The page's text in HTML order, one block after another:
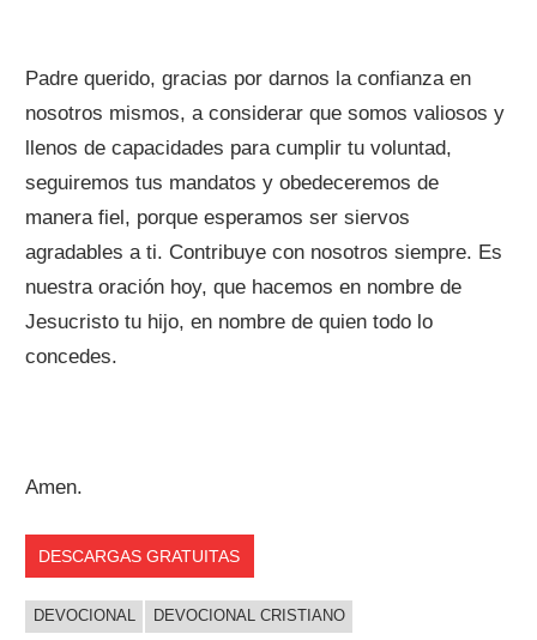
Padre querido, gracias por darnos la confianza en
nosotros mismos, a considerar que somos valiosos y
llenos de capacidades para cumplir tu voluntad,
seguiremos tus mandatos y obedeceremos de
manera fiel, porque esperamos ser siervos
agradables a ti. Contribuye con nosotros siempre. Es
nuestra oración hoy, que hacemos en nombre de
Jesucristo tu hijo, en nombre de quien todo lo
concedes.
Amen.
DESCARGAS GRATUITAS
DEVOCIONAL DEVOCIONAL CRISTIANO